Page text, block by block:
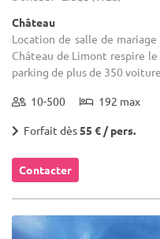
Château
Location de salle de
Château de Limont respire
parking de plus de 350
10-500 192 max
Forfait dès 55 € / pers.
Contacter